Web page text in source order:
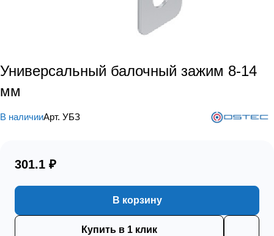
Универсальный балочный зажим 8-14
мм
В наличииАрт. УБЗ
301.1 ₽
В корзину
Купить в 1 клик